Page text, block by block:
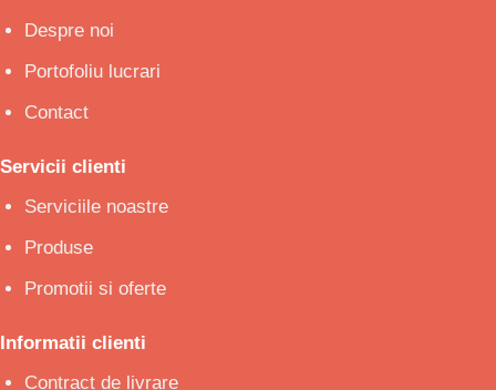
Despre noi
Portofoliu lucrari
Contact
Servicii clienti
Serviciile noastre
Produse
Promotii si oferte
Informatii clienti
Contract de livrare